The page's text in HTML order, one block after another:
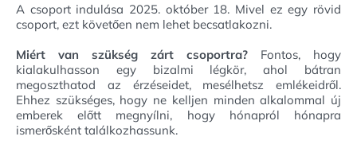
A csoport indulása 2025. október 18. Mivel ez egy rövid
csoport, ezt követően nem lehet becsatlakozni.
Miért van szükség zárt csoportra? Fontos, hogy
kialakulhasson egy bizalmi légkör, ahol bátran
megoszthatod az érzéseidet, mesélhetsz emlékeidről.
Ehhez szükséges, hogy ne kelljen minden alkalommal új
emberek előtt megnyílni, hogy hónapról hónapra
ismerősként találkozhassunk.